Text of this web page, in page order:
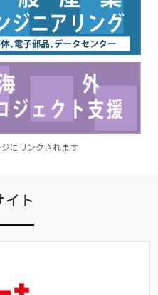
にリンクされます
イト